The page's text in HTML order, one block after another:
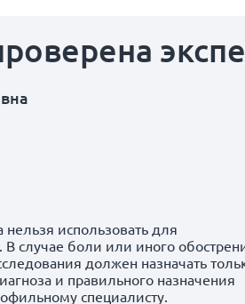
использовать для
случае боли или иного
должен назначать
и правильного назначения
специалисту.